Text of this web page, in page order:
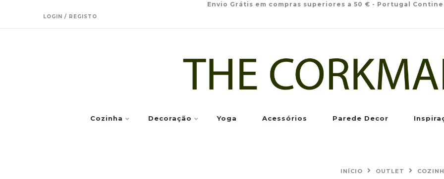
Envio Grátis em compras superiores a 50 € - Portugal
LOGIN / REGISTO
Cozinha Decoração Yoga Acessórios Parede Decor
INÍCIO OUTLET